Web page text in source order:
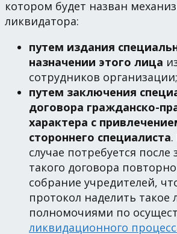
котором будет назван
ликвидатора:
путем издания
назначении этого лица
сотрудников организации;
путем заключения
договора гражданско-
характера с
стороннего специалиста
случае потребуется
такого договора
собрание учредителей,
протокол наделить такое
полномочиями по
ликвидационного